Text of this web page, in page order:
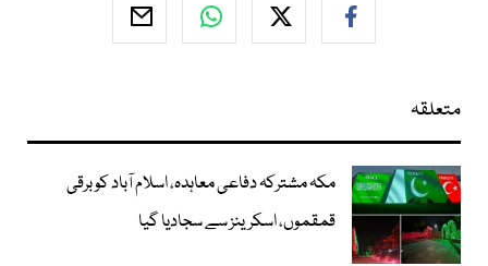
متعلقہ
مکہ مشترکہ دفاعی معاہدہ، اسلام آباد کو برقی
قمقموں، اسکرینز سے سجادیا گیا